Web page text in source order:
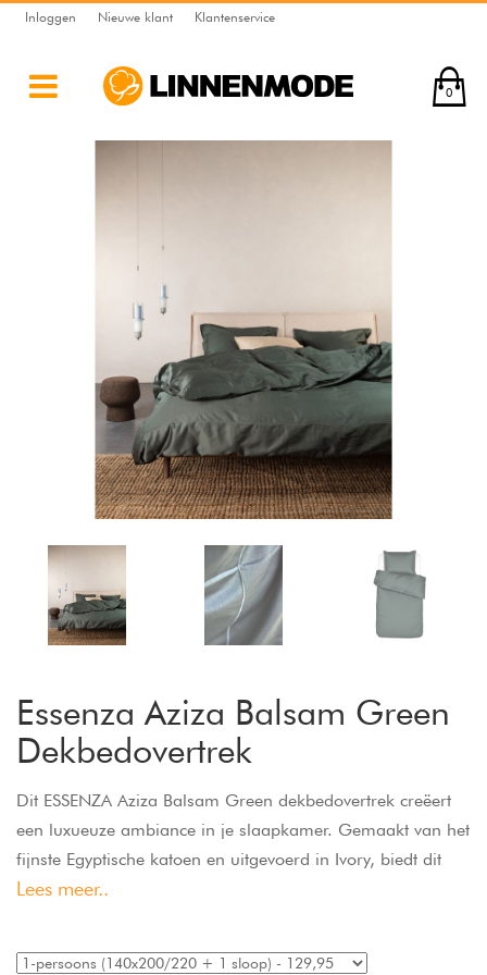
Inloggen Nieuwe klant Klantenservice
0
Essenza Aziza Balsam Green
Dekbedovertrek
Dit ESSENZA Aziza Balsam Green dekbedovertrek creëert
een luxueuze ambiance in je slaapkamer. Gemaakt van het
fijnste Egyptische katoen en uitgevoerd in Ivory, biedt dit
beige dekbedovertrek ongeëvenaard comfort en zorgt voor
240x220 is ideaal voor een Lits-Jumeaux bed. Dankzij de
Lees meer..